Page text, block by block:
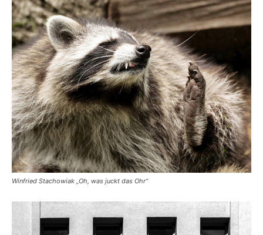
Winfried Stachowiak „Oh, was juckt das Ohr“